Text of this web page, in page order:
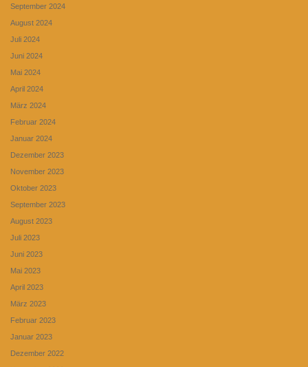
September 2024
August 2024
Juli 2024
Juni 2024
Mai 2024
April 2024
März 2024
Februar 2024
Januar 2024
Dezember 2023
November 2023
Oktober 2023
September 2023
August 2023
Juli 2023
Juni 2023
Mai 2023
April 2023
März 2023
Februar 2023
Januar 2023
Dezember 2022